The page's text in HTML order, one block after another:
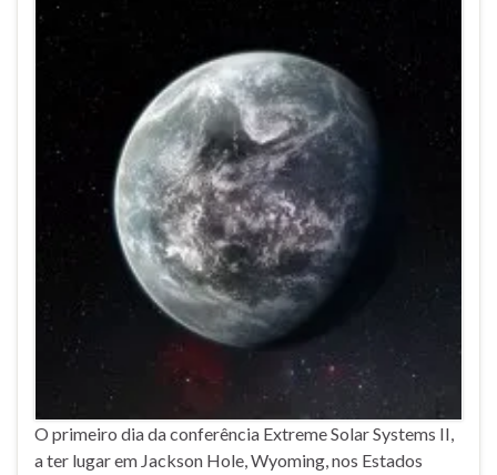
O primeiro dia da conferência Extreme Solar Systems II,
a ter lugar em Jackson Hole, Wyoming, nos Estados